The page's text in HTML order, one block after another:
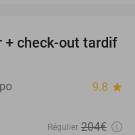
37%
+ check-out tardif
9.8 star
Régulier 204€